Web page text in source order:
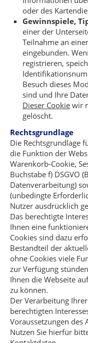
oder des
Gewinnspiele,
einer der
Teilnahme an
eingebunden.
registrieren,
Besuch dieses
sind und Ihre
Dieser Cookie wir
gelöscht.
Rechtsgrundlage
Die Rechtsgrundlage
die Funktion der
Warenkorb-Cookie,
Buchstabe f) DSGVO
Datenverarbeitung)
(unbedingte
Nutzer ausdrücklich
Das berechtigte
Ihnen eine
Cookies sind dazu
Bestandteil der
ohne Cookies viele
zur Verfügung
Ihnen die Webseite
zu können.
Der Verarbeitung
berechtigten
Voraussetzungen des
Nutzen Sie hierfür